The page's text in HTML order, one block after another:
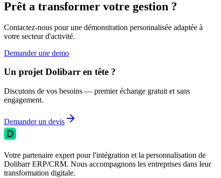
Prêt a transformer votre gestion ?
Contactez-nous pour une démonstration personnalisée adaptée à
votre secteur d'activité.
Demander une demo
Un projet Dolibarr en tête ?
Discutons de vos besoins — premier échange gratuit et sans
engagement.
Demander un devis
Votre partenaire expert pour l'intégration et la personnalisation de
Dolibarr ERP/CRM. Nous accompagnons les entreprises dans leur
transformation digitale.